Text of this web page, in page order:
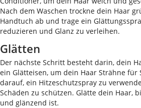
Nach dem Waschen trockne dein Haar
Handtuch ab und trage ein
reduzieren und Glanz zu verleihen.
Glätten
Der nächste Schritt besteht darin, dein
ein Glätteisen, um dein Haar Strähne für
darauf, ein Hitzeschutzspray zu
Schäden zu schützen. Glätte dein Haar,
und glänzend ist.